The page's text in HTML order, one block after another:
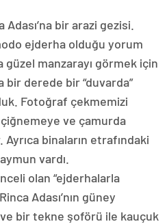
bir arazi gezisi.
ejderha olduğu yorum
manzarayı görmek için
bir derede bir “duvarda”
Fotoğraf çekmemizi
ve çamurda
binaların etrafındaki
vardı.
olan “ejderhalarla
Adası’nın güney
bir tekne şoförü ile kauçuk